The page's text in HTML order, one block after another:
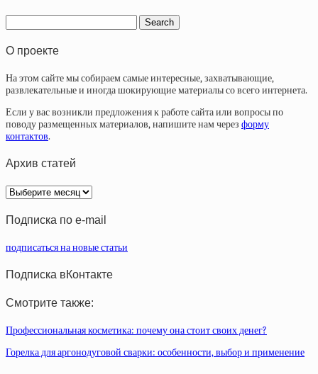
О проекте
На этом сайте мы собираем самые интересные, захватывающие,
развлекательные и иногда шокирующие материалы со всего интернета.
Если у вас возникли предложения к работе сайта или вопросы по
поводу размещенных материалов, напишите нам через форму
контактов.
Архив статей
Архив
статей
Подписка по e-mail
подписаться на новые статьи
Подписка вКонтакте
Смотрите также:
Профессиональная косметика: почему она стоит своих денег?
Горелка для аргонодуговой сварки: особенности, выбор и применение